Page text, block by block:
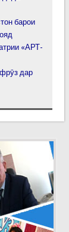
барои
«АРТ-
дар